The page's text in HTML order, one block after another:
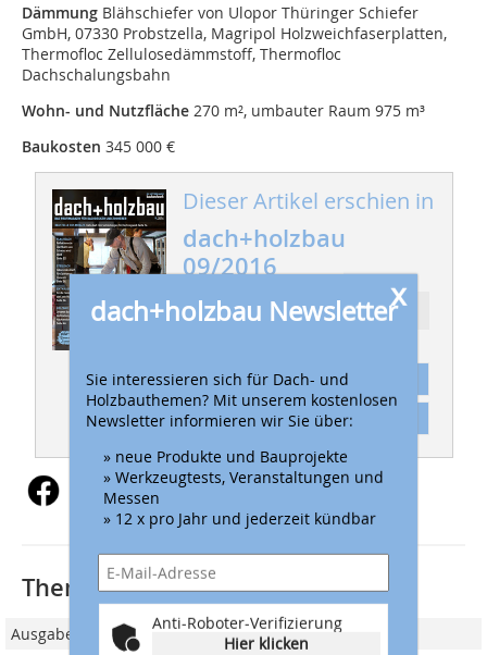
Dämmung Blähschiefer von Ulopor Thüringer Schiefer
GmbH, 07330 Probstzella, Magripol Holzweichfaserplatten,
Thermofloc Zellulosedämmstoff, Thermofloc
Dachschalungsbahn
Wohn- und Nutzfläche 270 m², umbauter Raum 975 m³
Baukosten 345 000 €
Dieser Artikel erschien in
dach+holzbau
09/2016
Ressort: HOLZBAU
Abonnement
Inhaltsverzeichnis
x
dach+holzbau Newsletter
Sie interessieren sich für Dach- und
Holzbauthemen? Mit unserem kostenlosen
Newsletter informieren wir Sie über:
» neue Produkte und Bauprojekte
» Werkzeugtests, Veranstaltungen und
Messen
» 12 x pro Jahr und jederzeit kündbar
Anti-Roboter-Verifizierung
Hier klicken
Thematisch passende Artikel:
Ausgabe 01/2019